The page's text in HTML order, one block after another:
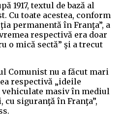
1917, textul de bază al
Cu toate acestea, conform
permanentă în Franţa”, a
respectivă era doar
o mică sectă” şi a trecut
Comunist nu a făcut mari
respectivă „ideile
masiv în mediul
siguranţă în Franţa”,